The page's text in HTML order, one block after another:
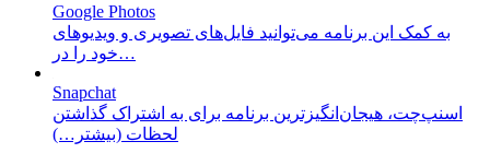
Google Photos
به کمک این برنامه می‌توانید فایل‌های تصویری و ویدیو‌های
خود را در…
Snapchat
اسنپ‌چت، هیجان‌انگیزترین برنامه برای به اشتراک گذاشتن
لحظات (بیشتر…)